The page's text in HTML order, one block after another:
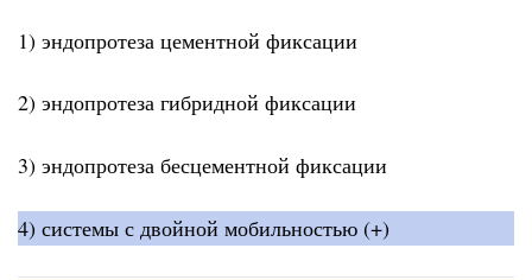
1) эндопротеза цементной фиксации
2) эндопротеза гибридной фиксации
3) эндопротеза бесцементной фиксации
4) системы с двойной мобильностью (+)